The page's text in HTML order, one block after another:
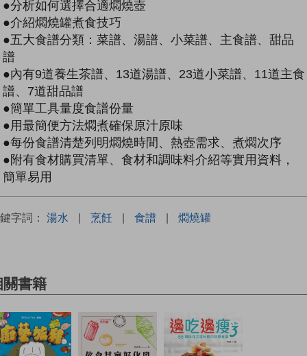
●分析如何選擇合適燜燒壺
●介紹燜燒罐煮食技巧
●五大食譜分類：菜譜、湯譜、小菜譜、主食譜、甜品
譜
●內有9道養生茶譜、13道湯譜、23道小菜譜、11道主食
譜、7道甜品譜
●簡單工具量度食譜份量
●用最簡便方法燜煮確保原汁原味
●每份食譜清楚列明燜燒時間、熱壺需求、煮燜次序
●附有食材購買清單、食材和調味料介紹等實用資料，
簡單易用
字詞： 湯水 | 烹飪 | 食譜 | 燜燒罐
關書籍